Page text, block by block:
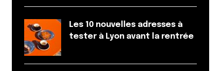
Les 10 nouvelles adresses à
tester à Lyon avant la rentrée